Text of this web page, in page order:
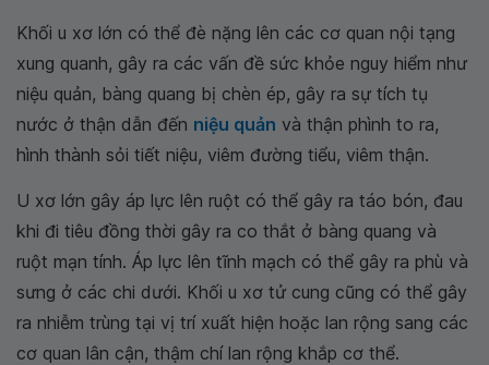
Khối u xơ lớn có thể đè nặng lên các cơ quan nội tạng
xung quanh, gây ra các vấn đề sức khỏe nguy hiểm như
niệu quản, bàng quang bị chèn ép, gây ra sự tích tụ
nước ở thận dẫn đến niệu quản và thận phình to ra,
hình thành sỏi tiết niệu, viêm đường tiểu, viêm thận.
U xơ lớn gây áp lực lên ruột có thể gây ra táo bón, đau
khi đi tiêu đồng thời gây ra co thắt ở bàng quang và
ruột mạn tính. Áp lực lên tĩnh mạch có thể gây ra phù và
sưng ở các chi dưới. Khối u xơ tử cung cũng có thể gây
ra nhiễm trùng tại vị trí xuất hiện hoặc lan rộng sang các
cơ quan lân cận, thậm chí lan rộng khắp cơ thể.